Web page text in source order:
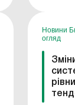
Новини
огляд